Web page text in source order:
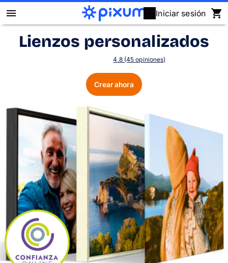
Iniciar sesión
Álbum Digital Pixum
Calendarios
Regalos
Fundas
Tarjetas
Inspiración
Lienzos personalizados
4.8 (45 opiniones)
Crear ahora